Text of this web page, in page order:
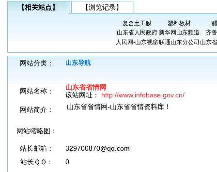
【相关站点】 【浏览记录】
复合土工膜 塑料板材
山东省人民政府 新华网山东频道
齐
人民网-山东视窗联通山东分公司 山东
网站分类： 山东导航
网站名称：
山东省省情网
该站网址： http://www.infobase.gov.cn/
网站简介：
山东省省情网-山东省省情资料库！
网站缩略图：
站长邮箱：
329700870@qq.com
站长ＱＱ：
0